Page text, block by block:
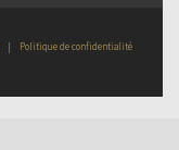
| Politique de confidentialité